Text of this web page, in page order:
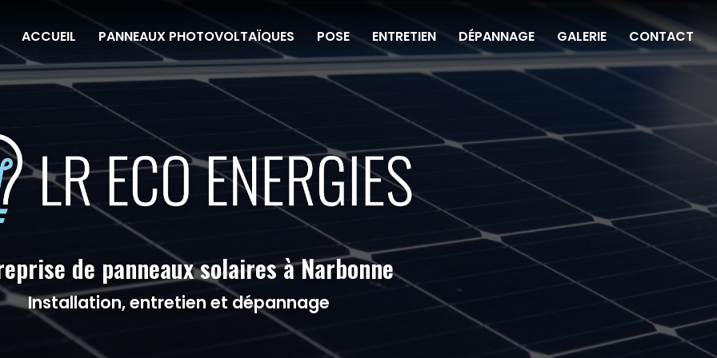
ACCUEIL
PANNEAUX PHOTOVOLTAÏQUES POSE ENTRETIEN DÉPANNAGE GALERIE CONTACT
de panneaux solaires à Narbonne
Installation, entretien et dépannage